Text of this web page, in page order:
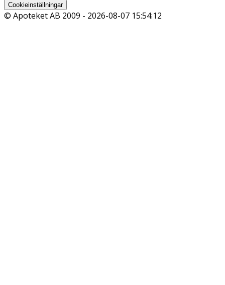
Cookieinställningar
© Apoteket AB 2009 - 2026-08-07 15:54:12